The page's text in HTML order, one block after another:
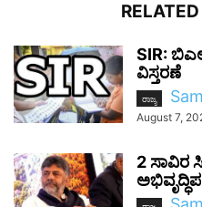
SIR:
ವಿಸ್ತರಣೆ
ರಾಜ್ಯ
August 7,
2 ಸಾವಿರ